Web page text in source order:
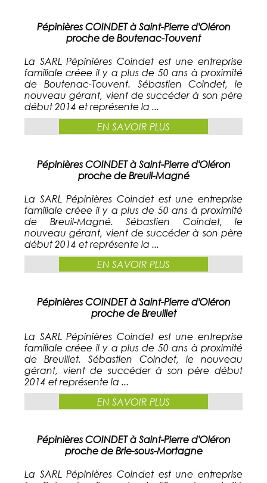
Pépinières COINDET à Saint-Pierre d'Oléron
proche de Boutenac-Touvent
La SARL Pépinières Coindet est une entreprise
familiale créee il y a plus de 50 ans à proximité
de Boutenac-Touvent. Sébastien Coindet, le
nouveau gérant, vient de succéder à son père
début 2014 et représente la ...
EN SAVOIR PLUS
Pépinières COINDET à Saint-Pierre d'Oléron
proche de Breuil-Magné
La SARL Pépinières Coindet est une entreprise
familiale créee il y a plus de 50 ans à proximité
de Breuil-Magné. Sébastien Coindet, le
nouveau gérant, vient de succéder à son père
début 2014 et représente la ...
EN SAVOIR PLUS
Pépinières COINDET à Saint-Pierre d'Oléron
proche de Breuillet
La SARL Pépinières Coindet est une entreprise
familiale créee il y a plus de 50 ans à proximité
de Breuillet. Sébastien Coindet, le nouveau
gérant, vient de succéder à son père début
2014 et représente la ...
EN SAVOIR PLUS
Pépinières COINDET à Saint-Pierre d'Oléron
proche de Brie-sous-Mortagne
La SARL Pépinières Coindet est une entreprise